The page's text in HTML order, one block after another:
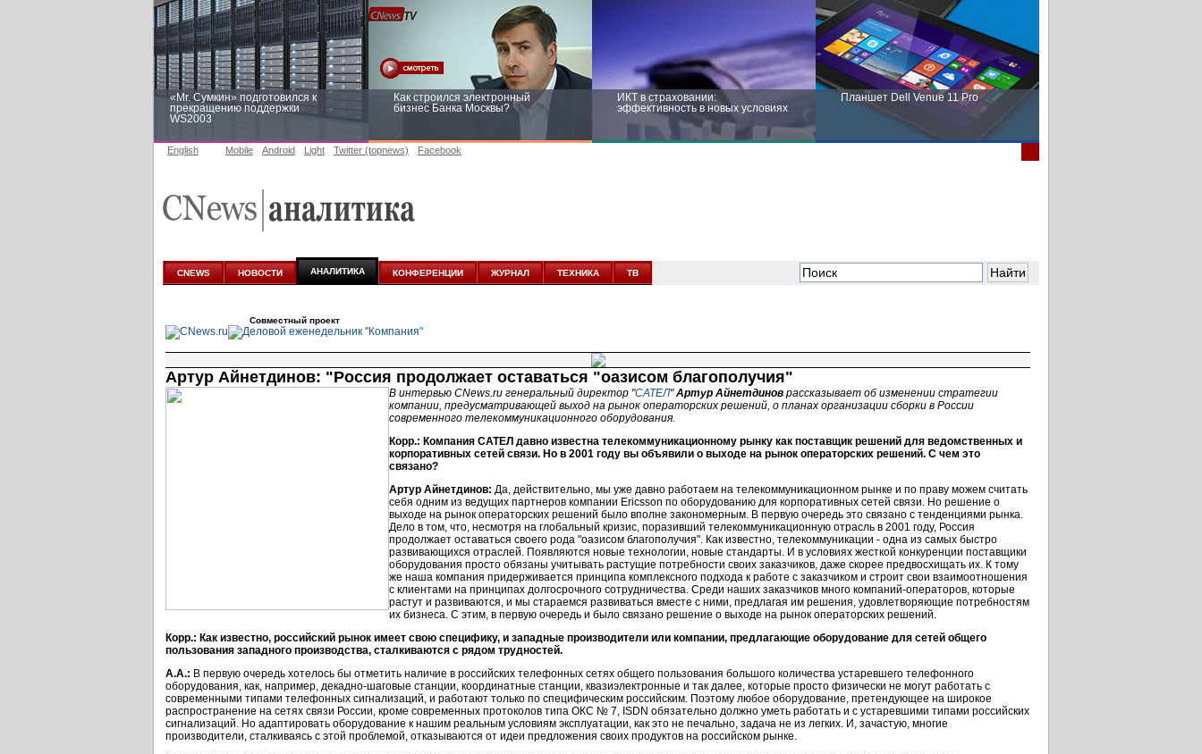
«Mr. Сумкин» подготовился к
прекращению поддержки
WS2003
Как строился электронный
бизнес Банка Москвы?
ИКТ в страховании:
эффективность в новых условиях
Планшет Dell Venue 11 Pro
аналитике
новых условиях
English Mobile Android Light Twitter (topnews) Facebook
CNEWS НОВОСТИ АНАЛИТИКА КОНФЕРЕНЦИИ ЖУРНАЛ ТЕХНИКА ТВ
Совместный проект
Артур Айнетдинов: "Россия продолжает оставаться "оазисом благополучия"
В интервью CNews.ru генеральный директор "САТЕЛ"Артур Айнетдинов рассказывает об изменении стратегии
компании, предусматривающей выход на рынок операторских решений, о планах организации сборки в России
современного телекоммуникационного оборудования.
Корр.: Компания САТЕЛ давно известна телекоммуникационному рынку как поставщик решений для ведомственных и
корпоративных сетей связи. Но в 2001 году вы объявили о выходе на рынок операторских решений. С чем это
связано?
Артур Айнетдинов: Да, действительно, мы уже давно работаем на телекоммуникационном рынке и по праву можем считать
себя одним из ведущих партнеров компании Ericsson по оборудованию для корпоративных сетей связи. Но решение о
выходе на рынок операторских решений было вполне закономерным. В первую очередь это связано с тенденциями рынка.
Дело в том, что, несмотря на глобальный кризис, поразивший телекоммуникационную отрасль в 2001 году, Россия
продолжает оставаться своего рода "оазисом благополучия". Как известно, телекоммуникации - одна из самых быстро
развивающихся отраслей. Появляются новые технологии, новые стандарты. И в условиях жесткой конкуренции поставщики
оборудования просто обязаны учитывать растущие потребности своих заказчиков, даже скорее предвосхищать их. К тому
же наша компания придерживается принципа комплексного подхода к работе с заказчиком и строит свои взаимоотношения
с клиентами на принципах долгосрочного сотрудничества. Среди наших заказчиков много компаний-операторов, которые
растут и развиваются, и мы стараемся развиваться вместе с ними, предлагая им решения, удовлетворяющие потребностям
их бизнеса. С этим, в первую очередь и было связано решение о выходе на рынок операторских решений.
Корр.: Как известно, российский рынок имеет свою специфику, и западные производители или компании, предлагающие оборудование для сетей общего
пользования западного производства, сталкиваются с рядом трудностей.
А.А.: В первую очередь хотелось бы отметить наличие в российских телефонных сетях общего пользования большого количества устаревшего телефонного
оборудования, как, например, декадно-шаговые станции, координатные станции, квазиэлектронные и так далее, которые просто физически не могут работать с
современными типами телефонных сигнализаций, и работают только по специфическим российским. Поэтому любое оборудование, претендующее на широкое
распространение на сетях связи России, кроме современных протоколов типа ОКС № 7, ISDN обязательно должно уметь работать и с устаревшими типами российских
сигнализаций. Но адаптировать оборудование к нашим реальным условиям эксплуатации, как это не печально, задача не из легких. И, зачастую, многие
производители, сталкиваясь с этой проблемой, отказываются от идеи предложения своих продуктов на российском рынке.